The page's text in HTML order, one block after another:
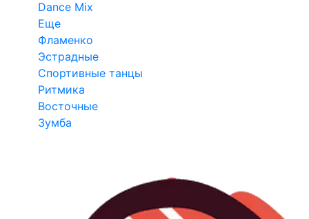
Dance Mix
Еще
Фламенко
Эстрадные
Спортивные танцы
Ритмика
Восточные
Зумба